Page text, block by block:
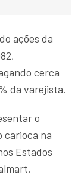
ações da
cerca
da varejista.
o
carioca na
Estados